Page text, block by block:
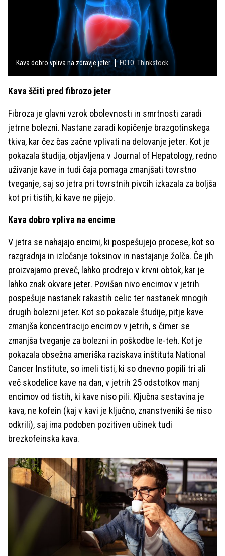
Kava dobro vpliva na zdravje jeter. FOTO: Thinkstock
Kava ščiti pred fibrozo jeter
Fibroza je glavni vzrok obolevnosti in smrtnosti zaradi
jetrne bolezni. Nastane zaradi kopičenje brazgotinskega
tkiva, kar čez čas začne vplivati na delovanje jeter. Kot je
pokazala študija, objavljena v Journal of Hepatology, redno
uživanje kave in tudi čaja pomaga zmanjšati tovrstno
tveganje, saj so jetra pri tovrstnih pivcih izkazala za boljša
kot pri tistih, ki kave ne pijejo.
Kava dobro vpliva na encime
V jetra se nahajajo encimi, ki pospešujejo procese, kot so
razgradnja in izločanje toksinov in nastajanje žolča. Če jih
proizvajamo preveč, lahko prodrejo v krvni obtok, kar je
lahko znak okvare jeter. Povišan nivo encimov v jetrih
pospešuje nastanek rakastih celic ter nastanek mnogih
drugih bolezni jeter. Kot so pokazale študije, pitje kave
zmanjša koncentracijo encimov v jetrih, s čimer se
zmanjša tveganje za bolezni in poškodbe le-teh. Kot je
pokazala obsežna ameriška raziskava inštituta National
Cancer Institute, so imeli tisti, ki so dnevno popili tri ali
več skodelice kave na dan, v jetrih 25 odstotkov manj
encimov od tistih, ki kave niso pili. Ključna sestavina je
kava, ne kofein (kaj v kavi je ključno, znanstveniki še niso
odkrili), saj ima podoben pozitiven učinek tudi
brezkofeinska kava.